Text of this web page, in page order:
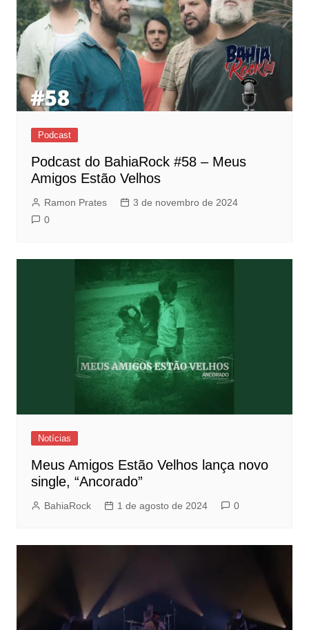
Podcast
Podcast do BahiaRock #58 – Meus
Amigos Estão Velhos
Ramon Prates
3 de novembro de 2024
0
Notícias
Meus Amigos Estão Velhos lança novo
single, “Ancorado”
BahiaRock 1 de agosto de 2024 0